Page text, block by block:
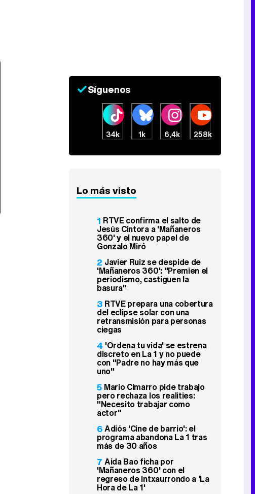
Síguenos
34k 1k 6,4k 258k
Lo más visto
1 RTVE confirma el salto de
Jesús Cintora a 'Mañaneros
360' y el nuevo papel de
Gonzalo Miró
2 Javier Ruiz se despide de
'Mañaneros 360': "Premien el
periodismo, castiguen la
basura"
3 RTVE prepara una cobertura
del eclipse solar con una
retransmisión para personas
ciegas
4 'Ordena tu vida' se estrena
discreto en La 1 y no puede
con "Padre no hay más que
uno"
5 Mario Cimarro pide trabajo
pero rechaza los realities:
"Necesito trabajar como
actor"
6Adiós 'Cine de barrio': el
programa abandona La 1 tras
más de 30 años
7 Aida Bao ficha por
'Mañaneros 360' con el
regreso de Intxaurrondo a 'La
Hora de La 1'